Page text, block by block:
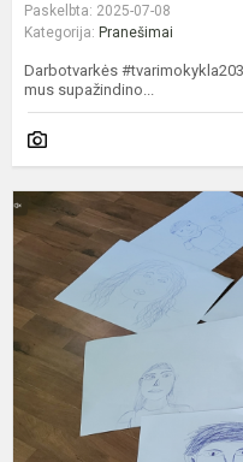
Paskelbta: 2025-07-08
Kategorija: Pranešimai
Darbotvarkės
mus supažindino...